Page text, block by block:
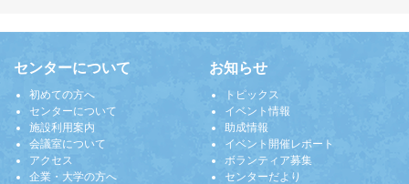
センターについて
初めての方へ
センターについて
施設利用案内
会議室について
アクセス
企業・大学の方へ
お知らせ
トピックス
イベント情報
助成情報
イベント開催レポート
ボランティア募集
センターだより